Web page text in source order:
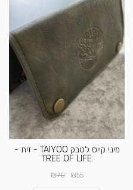
מיני קייס לטבק TAIYOO - זית -
TREE OF LIFE
₪55
₪70